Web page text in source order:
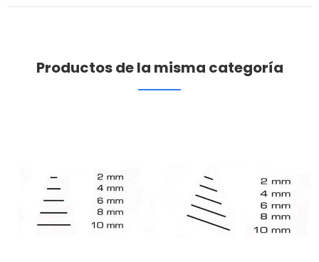
Productos de la misma categoría